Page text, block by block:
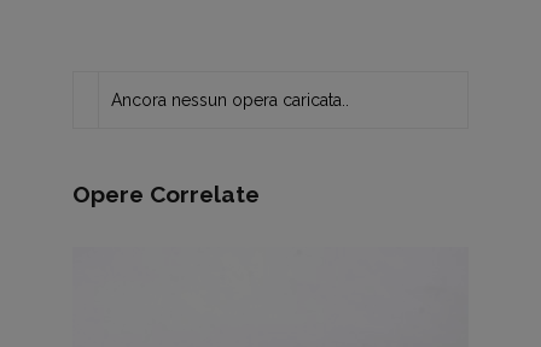
Ancora nessun opera caricata..
Opere Correlate